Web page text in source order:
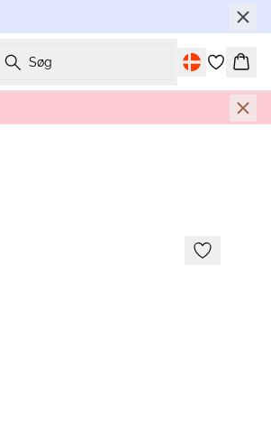
Søg
Kurv